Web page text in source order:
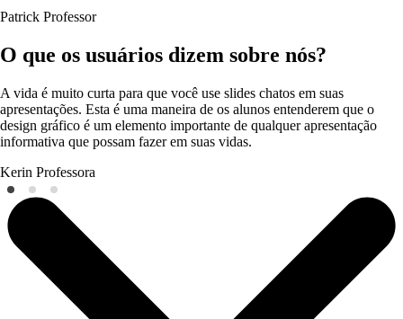
Patrick Professor
O que os usuários dizem sobre nós?
A vida é muito curta para que você use slides chatos em suas
apresentações. Esta é uma maneira de os alunos entenderem que o
design gráfico é um elemento importante de qualquer apresentação
informativa que possam fazer em suas vidas.
Kerin Professora